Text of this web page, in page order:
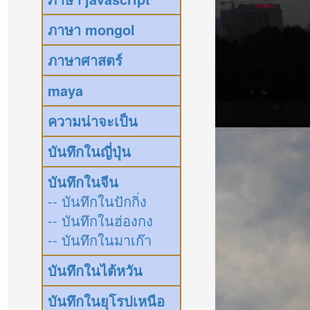
ภาษา mongol
ภาษาศาสตร์
maya
ความน่าจะเป็น
บันทึกในญี่ปุ่น
บันทึกในจีน
-- บันทึกในปักกิ่ง
-- บันทึกในฮ่องกง
-- บันทึกในมาเก๊า
บันทึกในไต้หวัน
บันทึกในยุโรปเหนือ